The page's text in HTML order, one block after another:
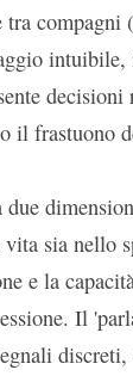
tra compagni
decisioni
il frastuono
sia nello
e la
Il